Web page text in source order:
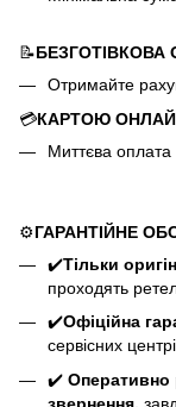
📝БЕЗГОТІВКОВА
Отримайте
💳КАРТОЮ
Миттєва оплата
⚙️ГАРАНТІЙНЕ
✔️Тільки
проходять
✔️Офіційна
сервісних
✔️ Оперативно